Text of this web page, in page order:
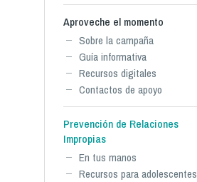
Aproveche el momento
Sobre la campaña
Guía informativa
Recursos digitales
Contactos de apoyo
Prevención de Relaciones
Impropias
En tus manos
Recursos para adolescentes